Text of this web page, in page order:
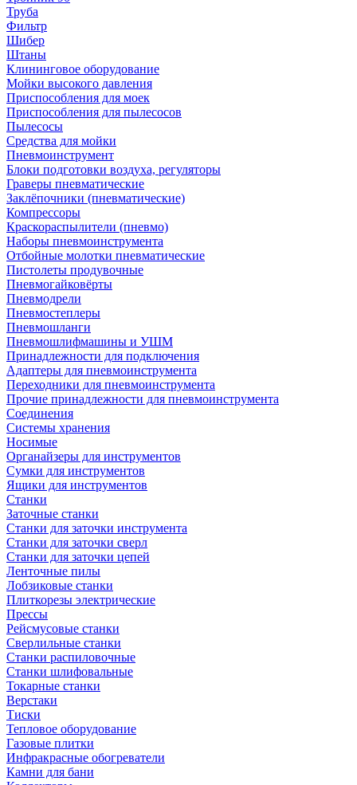
Труба
Фильтр
Шибер
Штаны
Клининговое оборудование
Мойки высокого давления
Приспособления для моек
Приспособления для пылесосов
Пылесосы
Средства для мойки
Пневмоинструмент
Блоки подготовки воздуха, регуляторы
Граверы пневматические
Заклёпочники (пневматические)
Компрессоры
Краскораспылители (пневмо)
Наборы пневмоинструмента
Отбойные молотки пневматические
Пистолеты продувочные
Пневмогайковёрты
Пневмодрели
Пневмостеплеры
Пневмошланги
Пневмошлифмашины и УШМ
Принадлежности для подключения
Адаптеры для пневмоинструмента
Переходники для пневмоинструмента
Прочие принадлежности для пневмоинструмента
Соединения
Системы хранения
Носимые
Органайзеры для инструментов
Сумки для инструментов
Ящики для инструментов
Станки
Заточные станки
Станки для заточки инструмента
Станки для заточки сверл
Станки для заточки цепей
Ленточные пилы
Лобзиковые станки
Плиткорезы электрические
Прессы
Рейсмусовые станки
Сверлильные станки
Станки распиловочные
Станки шлифовальные
Токарные станки
Верстаки
Тиски
Тепловое оборудование
Газовые плитки
Инфракрасные обогреватели
Камни для бани